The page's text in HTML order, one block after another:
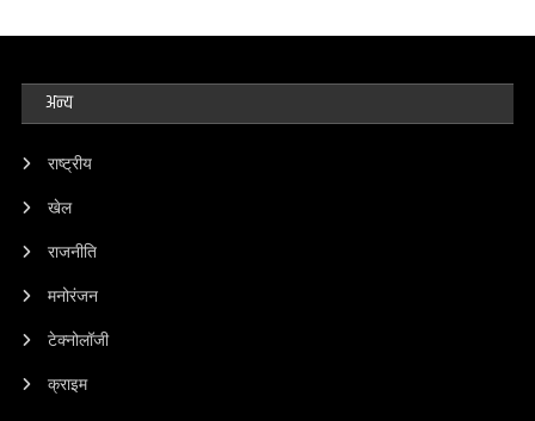
अन्य
राष्ट्रीय
खेल
राजनीति
मनोरंजन
टेक्नोलॉजी
क्राइम